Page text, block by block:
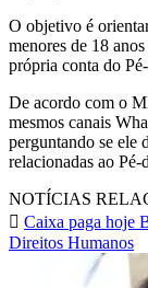
O objetivo é
menores de 18
própria conta do
De acordo com o
mesmos canais
perguntando se ele
relacionadas ao Pé-
NOTÍCIAS
Caixa paga hoje
Direitos Humanos